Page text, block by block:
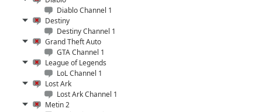
Diablo Channel 1
Destiny
Destiny Channel 1
Grand Theft Auto
GTA Channel 1
League of Legends
LoL Channel 1
Lost Ark
Lost Ark Channel 1
Metin 2